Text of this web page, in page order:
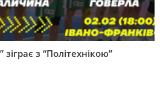
з “Політехнікою”